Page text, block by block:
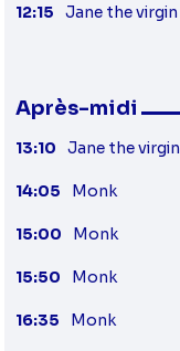
12:15 Jane the virgin
Après-midi
13:10 Jane the virgin
14:05 Monk
15:00 Monk
15:50 Monk
16:35 Monk